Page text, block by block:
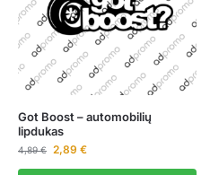
Got Boost – automobilių
lipdukas
4,89€ 2,89 €